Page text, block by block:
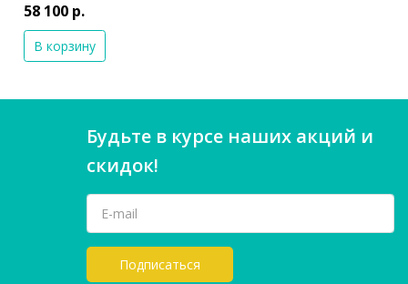
58 100 р.
В корзину
Будьте в курсе наших акций и
скидок!
Подписаться